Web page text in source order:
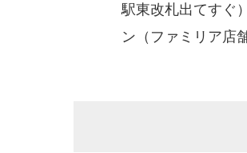
駅東改札出てすぐ
ン（ファミリア店